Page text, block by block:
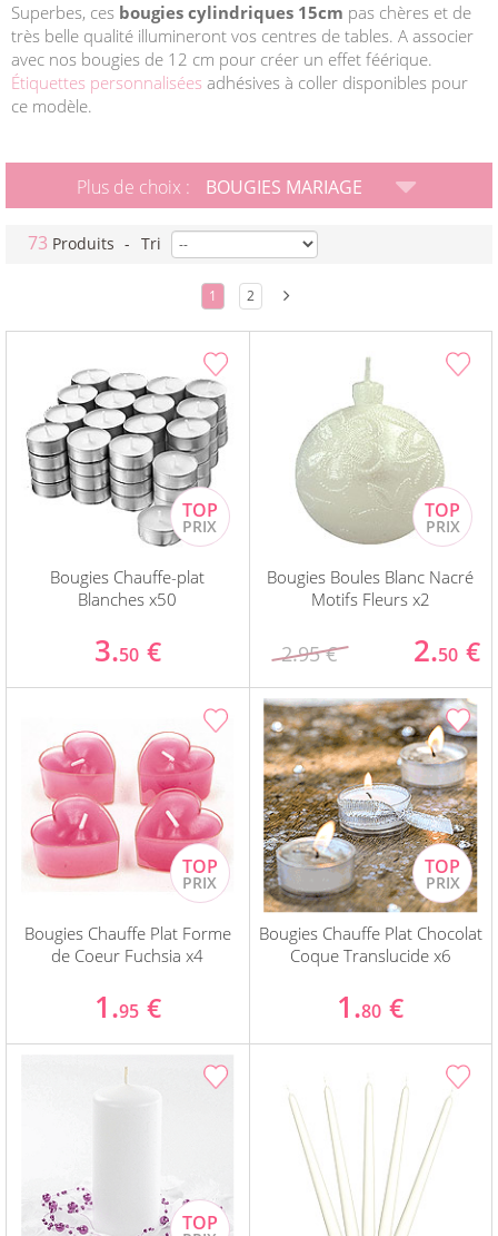
Superbes, ces bougies cylindriques 15cm pas chères et de
très belle qualité illumineront vos centres de tables. A associer
avec nos bougies de 12 cm pour créer un effet féérique.
Étiquettes personnalisées adhésives à coller disponibles pour
ce modèle.
Plus de choix : BOUGIES MARIAGE
73 Produits - Tri
1 2
Bougies Chauffe-plat
Blanches x50
3.50 €
Bougies Boules Blanc Nacré
Motifs Fleurs x2
2.95 € 2.50 €
Bougies Chauffe Plat Forme
de Coeur Fuchsia x4
1.95 €
Bougies Chauffe Plat Chocolat
Coque Translucide x6
1.80 €